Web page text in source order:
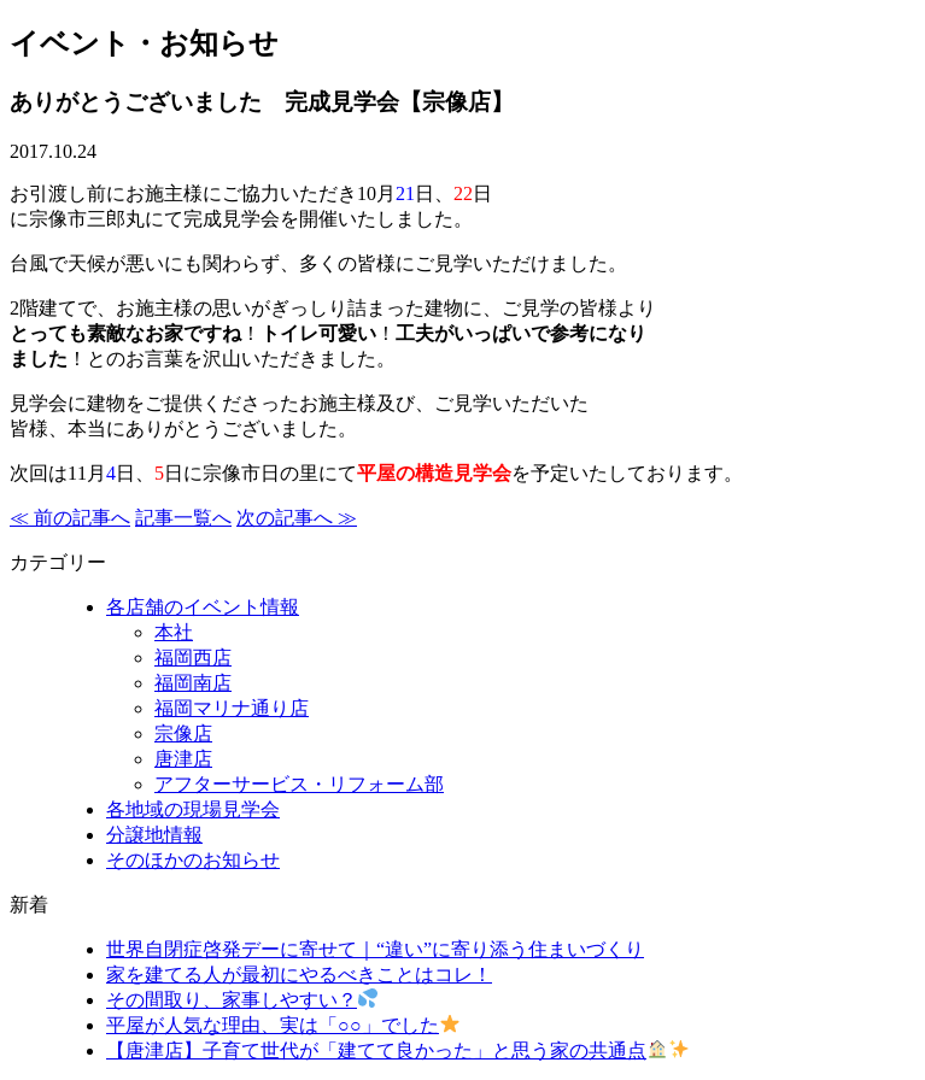
イベント・お知らせ
ありがとうございました 完成見学会【宗像店】
2017.10.24
お引渡し前にお施主様にご協力いただき10月 21 日、 22 日
に宗像市三郎丸にて完成見学会を開催いたしました。
台風で天候が悪いにも関わらず、多くの皆様にご見学いただけました。
2階建てで、お施主様の思いがぎっしり詰まった建物に、ご見学の皆様より
とっても素敵なお家ですね ！ トイレ可愛い ！ 工夫がいっぱいで参考になり
ました ！とのお言葉を沢山いただきました。
見学会に建物をご提供くださったお施主様及び、ご見学いただいた
皆様、本当にありがとうございました。
次回は11月 4日、 5日に宗像市日の里にて平屋の構造見学会を予定いたしております。
≪ 前の記事へ 記事一覧へ 次の記事へ ≫
カテゴリー
各店舗のイベント情報
本社
福岡西店
福岡南店
福岡マリナ通り店
宗像店
唐津店
アフターサービス・リフォーム部
各地域の現場見学会
分譲地情報
そのほかのお知らせ
新着
世界自閉症啓発デーに寄せて｜“違い”に寄り添う住まいづくり
家を建てる人が最初にやるべきことはコレ！
その間取り、家事しやすい？
平屋が人気な理由、実は「○○」でした
【唐津店】子育て世代が「建てて良かった」と思う家の共通点